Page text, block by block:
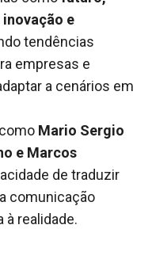
e
tendências
empresas e
a cenários em
Mario Sergio
e Marcos
de traduzir
comunicação
à realidade.